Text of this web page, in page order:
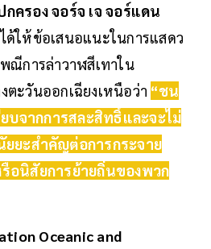
ครอง จอร์จ เจ จอร์แดน
ได้ให้ข้อเสนอแนะในการแสดว
ณีการล่าวาฬสีเทาใน
ะวันออกเฉียงเหนือว่า “ชน
ยบจากการสละสิทธิ์และจะไม่
ยะสำคัญต่อการกระจาย
อนิสัยการย้ายถิ่นของพวก
Oceanic and